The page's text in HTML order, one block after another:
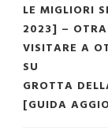
LE MIGLIORI
2023] –
VISITARE A
SU
GROTTA
[GUIDA